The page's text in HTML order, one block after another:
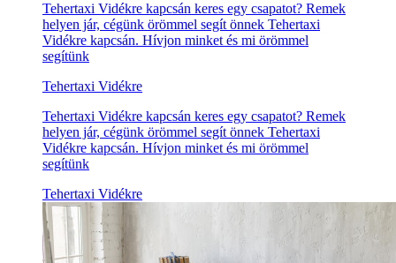
Tehertaxi Vidékre kapcsán keres egy csapatot? Remek
helyen jár, cégünk örömmel segít önnek Tehertaxi
Vidékre kapcsán. Hívjon minket és mi örömmel
segítünk
Tehertaxi Vidékre
Tehertaxi Vidékre kapcsán keres egy csapatot? Remek
helyen jár, cégünk örömmel segít önnek Tehertaxi
Vidékre kapcsán. Hívjon minket és mi örömmel
segítünk
Tehertaxi Vidékre